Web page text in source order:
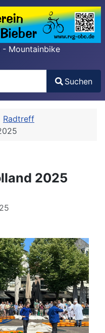
- Mountainbike
characters for results.
Suchen
Radtreff
2025